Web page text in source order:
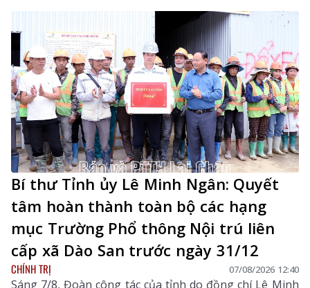
Bí thư Tỉnh ủy Lê Minh Ngân: Quyết
tâm hoàn thành toàn bộ các hạng
mục Trường Phổ thông Nội trú liên
cấp xã Dào San trước ngày 31/12
CHÍNH TRỊ 07/08/2026 12:40
Sáng 7/8, Đoàn công tác của tỉnh do đồng chí Lê Minh